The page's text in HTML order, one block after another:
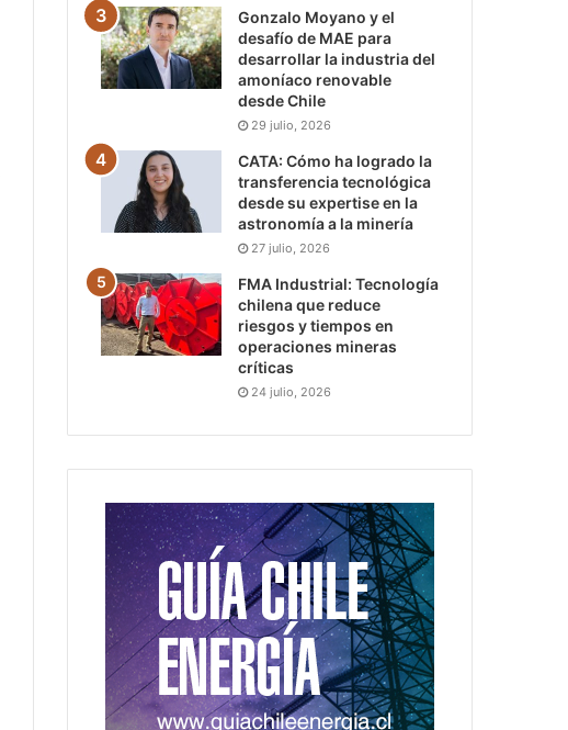
Gonzalo Moyano y el
desafío de MAE para
desarrollar la industria del
amoníaco renovable
desde Chile
29 julio, 2026
CATA: Cómo ha logrado la
transferencia tecnológica
desde su expertise en la
astronomía a la minería
27 julio, 2026
FMA Industrial: Tecnología
chilena que reduce
riesgos y tiempos en
operaciones mineras
críticas
24 julio, 2026